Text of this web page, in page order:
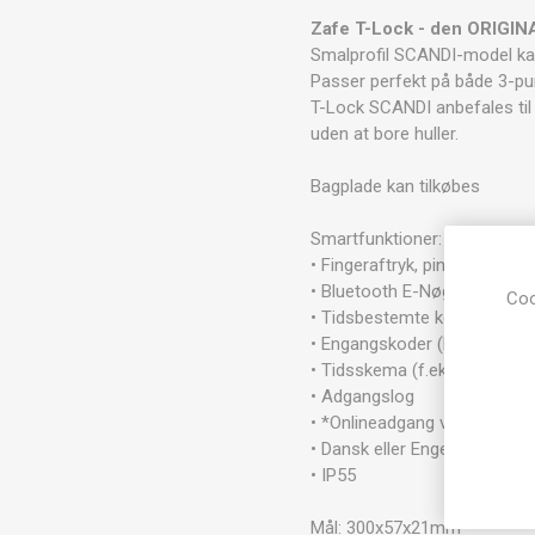
Zafe T-Lock - den
Smalprofil SCANDI-model
Passer perfekt på både 3-
T-Lock SCANDI anbefales
uden at bore huller.
Bagplade kan tilkøbes
Smartfunktioner:
• Fingeraftryk, pinkode,
• Bluetooth E-Nøgle – app
• Tidsbestemte koder/
• Engangskoder
• Tidsskema (f.eks.
• Adgangslog
• *Onlineadgang via WiFi,
• Dansk eller Engelsk tale
• IP55
Mål: 300x57x21mm